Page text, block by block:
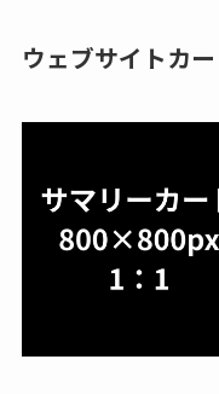
ウェブサイトカ